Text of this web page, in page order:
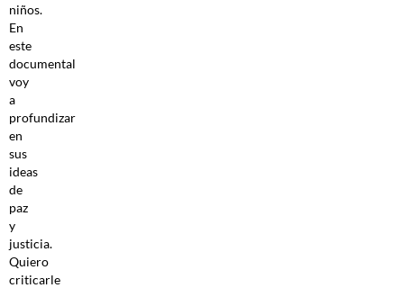
niños.
En
este
documental
voy
a
profundizar
en
sus
ideas
de
paz
y
justicia.
Quiero
criticarle